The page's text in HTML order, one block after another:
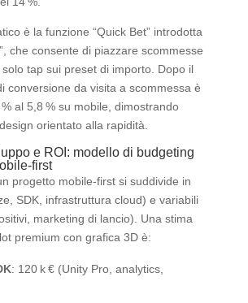
è la funzione “Quick Bet” introdotta
che consente di piazzare scommesse
tap sui preset di importo. Dopo il
conversione da visita a scommessa è
al 5,8 % su mobile, dimostrando
orientato alla rapidità.
e ROI: modello di budgeting
progetto mobile‑first si suddivide in
SDK, infrastruttura cloud) e variabili
marketing di lancio). Una stima
premium con grafica 3D è:
: 120 k € (Unity Pro, analytics,